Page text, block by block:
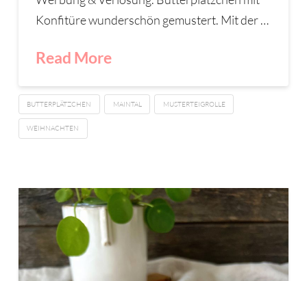
Konfitüre wunderschön gemustert. Mit der …
Read More
BUTTERPLÄTZCHEN MAINTAL MUSTERTEIGROLLE
WEIHNACHTEN